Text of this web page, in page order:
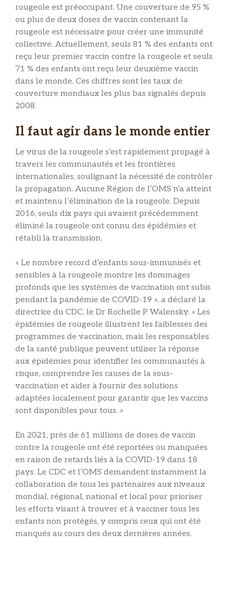
rougeole est préoccupant. Une couverture de 95 %
ou plus de deux doses de vaccin contenant la
rougeole est nécessaire pour créer une immunité
collective. Actuellement, seuls 81 % des enfants ont
reçu leur premier vaccin contre la rougeole et seuls
71 % des enfants ont reçu leur deuxième vaccin
dans le monde. Ces chiffres sont les taux de
couverture mondiaux les plus bas signalés depuis
2008.
Il faut agir dans le monde entier
Le virus de la rougeole s’est rapidement propagé à
travers les communautés et les frontières
internationales, soulignant la nécessité de contrôler
la propagation. Aucune Région de l’OMS n’a atteint
et maintenu l’élimination de la rougeole. Depuis
2016, seuls dix pays qui avaient précédemment
éliminé la rougeole ont connu des épidémies et
rétabli la transmission.
« Le nombre record d’enfants sous-immunisés et
sensibles à la rougeole montre les dommages
profonds que les systèmes de vaccination ont subis
pendant la pandémie de COVID-19 », a déclaré la
directrice du CDC, le Dr Rochelle P Walensky. « Les
épidémies de rougeole illustrent les faiblesses des
programmes de vaccination, mais les responsables
de la santé publique peuvent utiliser la réponse
aux épidémies pour identifier les communautés à
risque, comprendre les causes de la sous-
vaccination et aider à fournir des solutions
adaptées localement pour garantir que les vaccins
sont disponibles pour tous. »
En 2021, près de 61 millions de doses de vaccin
contre la rougeole ont été reportées ou manquées
en raison de retards liés à la COVID-19 dans 18
pays. Le CDC et l’OMS demandent instamment la
collaboration de tous les partenaires aux niveaux
mondial, régional, national et local pour prioriser
les efforts visant à trouver et à vacciner tous les
enfants non protégés, y compris ceux qui ont été
manqués au cours des deux dernières années.